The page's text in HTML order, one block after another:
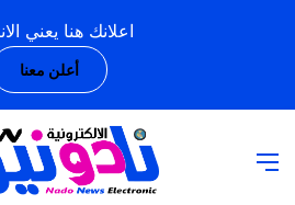
اعلانك هنا يعني
أعلن معنا